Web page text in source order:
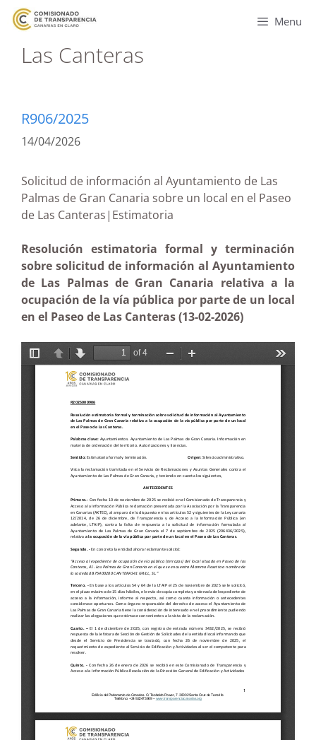
Menu
Las Canteras
R906/2025
14/04/2026
Solicitud de información al Ayuntamiento de Las
Palmas de Gran Canaria sobre un local en el Paseo
de Las Canteras|Estimatoria
Resolución estimatoria formal y terminación
sobre solicitud de información al Ayuntamiento
de Las Palmas de Gran Canaria relativa a la
ocupación de la vía pública por parte de un local
en el Paseo de Las Canteras (13-02-2026)